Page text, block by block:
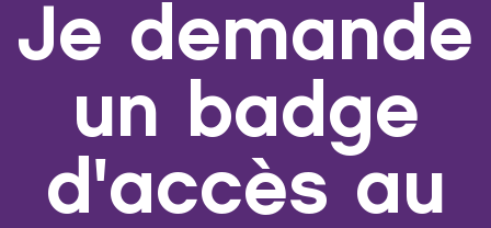
Je demande
un badge
d'accès au